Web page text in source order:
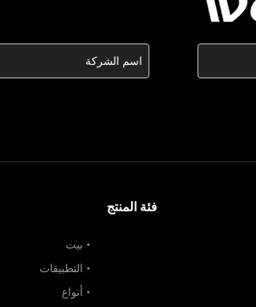
بيت
التطبيقات
أنواع
فئة المنتج